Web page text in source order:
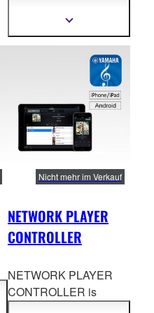
kompatibel. Die
benutzerfreundliche
Oberläche verwendet
Symbole, für eine leic
Smartphone oder Tablet
einer Vielzahl von
Möglichkeiten inklusive
Einstellung der
Sourround Programme
oder der Klangqualität.
Mehr
NETWORK PLAYER
CONTROLLER
Nicht mehr im Verkauf
NETWORK PLAYER
CONTROLLER is